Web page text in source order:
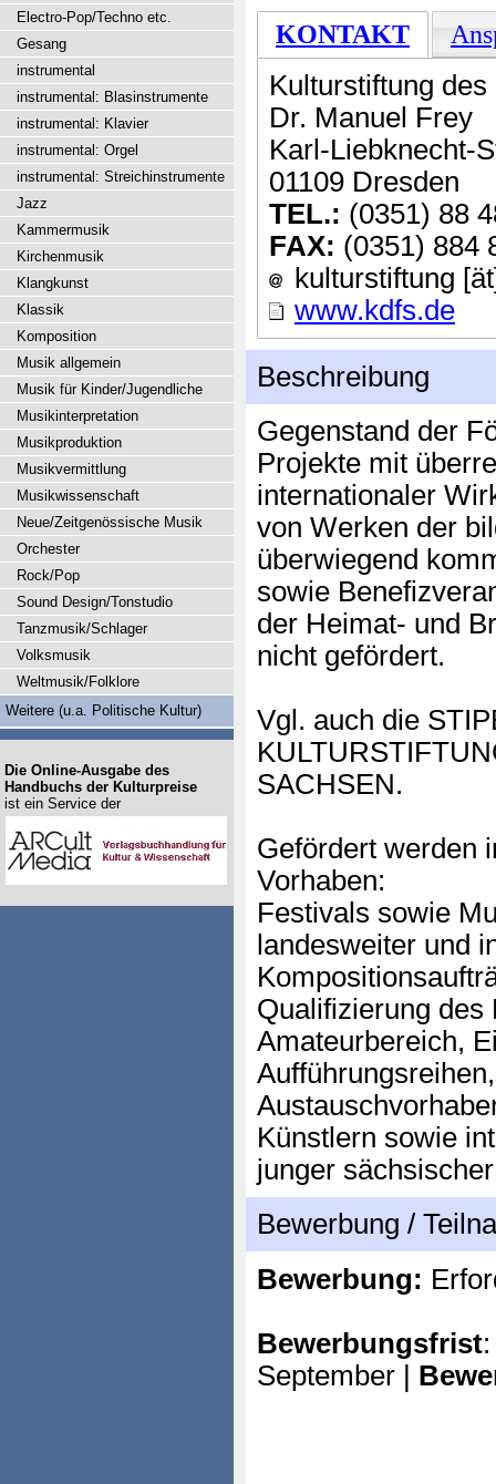
KONTAKT
Kulturstiftung
Dr. Manuel Frey
Karl-Liebknecht-
01109 Dresden
TEL.: (0351) 88
FAX: (0351) 884
kulturstiftung
www.kdfs.de
Beschreibung
Gegenstand der
Projekte mit
internationaler
von Werken der
überwiegend
sowie
der Heimat- und
nicht gefördert.
Vgl. auch die
SACHSEN.
Gefördert werden
Vorhaben:
Festivals sowie
landesweiter und
Qualifizierung des
Amateurbereich,
Künstlern sowie
junger
Bewerbung /
Bewerbung:
Bewerbungsfrist
September |
Electro-Pop/Techno etc.
Gesang
instrumental
instrumental: Blasinstrumente
instrumental: Klavier
instrumental: Orgel
instrumental: Streichinstrumente
Jazz
Kammermusik
Kirchenmusik
Klangkunst
Klassik
Komposition
Musik allgemein
Musik für Kinder/Jugendliche
Musikinterpretation
Musikproduktion
Musikvermittlung
Musikwissenschaft
Neue/Zeitgenössische Musik
Orchester
Rock/Pop
Sound Design/Tonstudio
Tanzmusik/Schlager
Volksmusik
Weltmusik/Folklore
Weitere (u.a. Politische Kultur)
Die Online-Ausgabe des
Handbuchs der Kulturpreise
ist ein Service der